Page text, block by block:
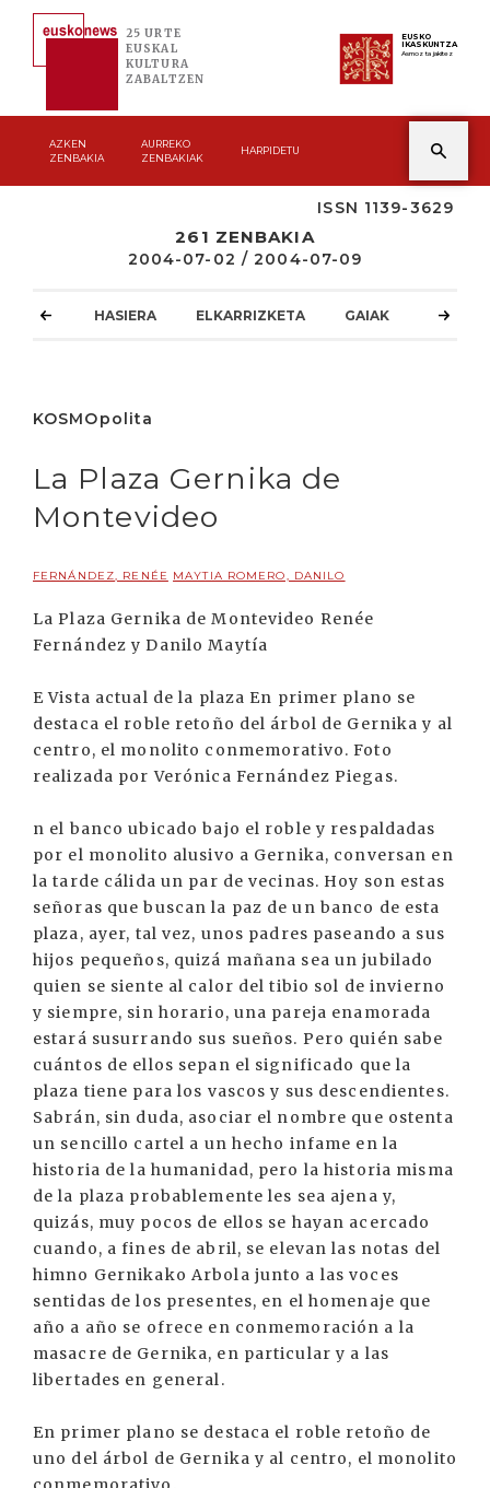
25 URTE
EUSKAL
KULTURA
ZABALTZEN
EUSKO
IKASKUNTZA
Asmoz ta jakitez
AZKEN
ZENBAKIA
AURREKO
ZENBAKIAK
HARPIDETU
ISSN 1139-3629
261 ZENBAKIA
2004-07-02 / 2004-07-09
HASIERA ELKARRIZKETA GAIAK
KOSMOpolita
La Plaza Gernika de
Montevideo
FERNÁNDEZ, RENÉE MAYTIA ROMERO, DANILO
La Plaza Gernika de Montevideo Renée
Fernández y Danilo Maytía
E Vista actual de la plaza En primer plano se
destaca el roble retoño del árbol de Gernika y al
centro, el monolito conmemorativo. Foto
realizada por Verónica Fernández Piegas.
n el banco ubicado bajo el roble y respaldadas
por el monolito alusivo a Gernika, conversan en
la tarde cálida un par de vecinas. Hoy son estas
señoras que buscan la paz de un banco de esta
plaza, ayer, tal vez, unos padres paseando a sus
hijos pequeños, quizá mañana sea un jubilado
quien se siente al calor del tibio sol de invierno
y siempre, sin horario, una pareja enamorada
estará susurrando sus sueños. Pero quién sabe
cuántos de ellos sepan el significado que la
plaza tiene para los vascos y sus descendientes.
Sabrán, sin duda, asociar el nombre que ostenta
un sencillo cartel a un hecho infame en la
historia de la humanidad, pero la historia misma
de la plaza probablemente les sea ajena y,
quizás, muy pocos de ellos se hayan acercado
cuando, a fines de abril, se elevan las notas del
himno Gernikako Arbola junto a las voces
sentidas de los presentes, en el homenaje que
año a año se ofrece en conmemoración a la
masacre de Gernika, en particular y a las
libertades en general.
En primer plano se destaca el roble retoño de
uno del árbol de Gernika y al centro, el monolito